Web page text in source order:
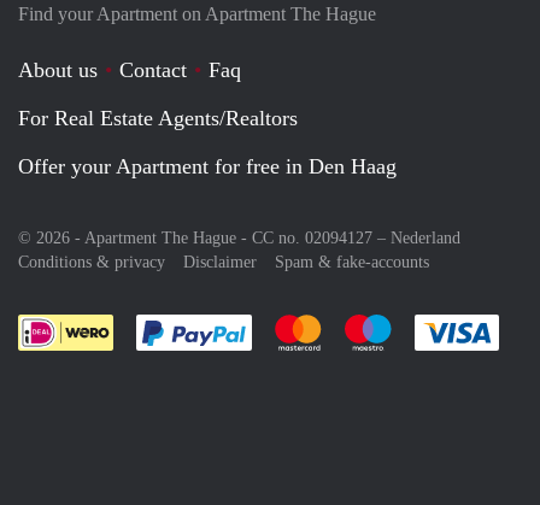
Find your Apartment on Apartment The Hague
About us Contact
Faq
For Real Estate Agents/Realtors
Offer your Apartment for free in Den Haag
© 2026 - Apartment The Hague - CC no. 02094127 – Nederland
Conditions & privacy
Disclaimer Spam & fake-accounts
Pay easily with :payment method
Pay easily with :payment
Pay easily with